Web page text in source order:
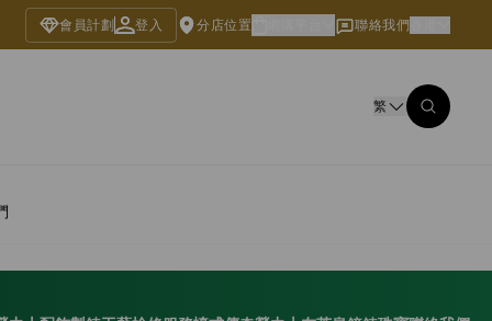
會員計劃 登入 分店位置 聯絡我們
繁